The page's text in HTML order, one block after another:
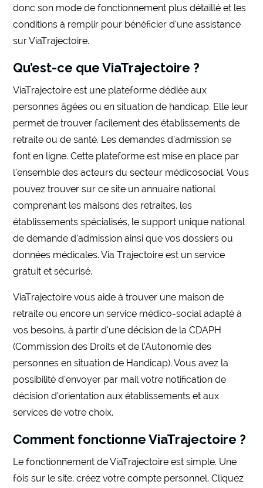
donc son mode de fonctionnement plus détaillé et les
conditions à remplir pour bénéficier d’une assistance
sur ViaTrajectoire.
Qu’est-ce que ViaTrajectoire ?
ViaTrajectoire est une plateforme dédiée aux
personnes âgées ou en situation de handicap. Elle leur
permet de trouver facilement des établissements de
retraite ou de santé. Les demandes d’admission se
font en ligne. Cette plateforme est mise en place par
l’ensemble des acteurs du secteur médicosocial. Vous
pouvez trouver sur ce site un annuaire national
comprenant les maisons des retraites, les
établissements spécialisés, le support unique national
de demande d’admission ainsi que vos dossiers ou
données médicales. Via Trajectoire est un service
gratuit et sécurisé.
ViaTrajectoire vous aide à trouver une maison de
retraite ou encore un service médico-social adapté à
vos besoins, à partir d’une décision de la CDAPH
(Commission des Droits et de l’Autonomie des
personnes en situation de Handicap). Vous avez la
possibilité d’envoyer par mail votre notification de
décision d’orientation aux établissements et aux
services de votre choix.
Comment fonctionne ViaTrajectoire ?
Le fonctionnement de ViaTrajectoire est simple. Une
fois sur le site, créez votre compte personnel. Cliquez